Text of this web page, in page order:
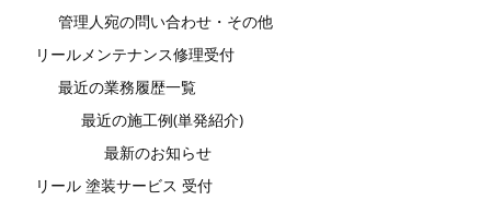
管理人宛の問い合わせ・その他
リールメンテナンス修理受付
最近の業務履歴一覧
最近の施工例(単発紹介)
最新のお知らせ
リール 塗装サービス 受付